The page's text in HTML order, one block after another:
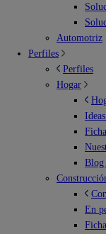
Automotriz
Perfiles
Perfiles
Hogar
Blog
En